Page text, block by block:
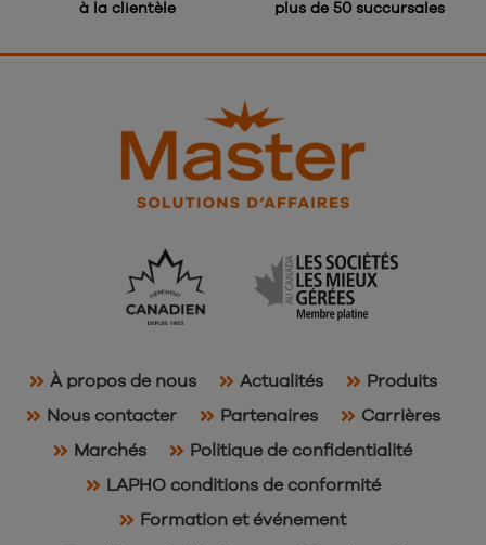
à la clientèle
plus de 50 succursales
À propos de nous Actualités
Produits
Nous contacter
Partenaires
Carrières
Marchés
Politique de confidentialité
LAPHO conditions de conformité
Formation et événement